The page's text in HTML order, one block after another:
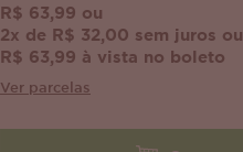
R$ 63,99 ou
2x de R$ 32,00 sem juros ou
R$ 63,99 à vista no boleto
Ver parcelas